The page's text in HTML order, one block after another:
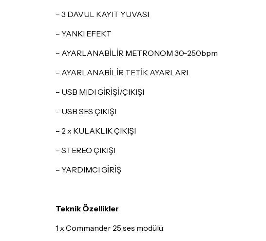
– 3 DAVUL KAYIT YUVASI
– YANKI EFEKT
– AYARLANABİLİR METRONOM 30-250bpm
– AYARLANABİLİR TETİK AYARLARI
– USB MIDI GİRİŞİ/ÇIKIŞI
– USB SES ÇIKIŞI
– 2 x KULAKLIK ÇIKIŞI
– STEREO ÇIKIŞI
– YARDIMCI GİRİŞ
Teknik Özellikler
1 x Commander 25 ses modülü